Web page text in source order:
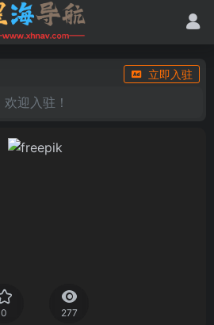
立即入驻
欢迎入驻！
0 277